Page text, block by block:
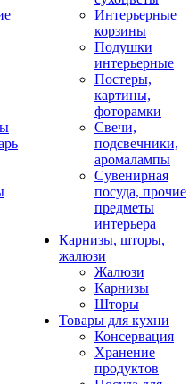
Интерьерные
корзины
Подушки
интерьерные
Постеры,
картины,
фоторамки
Свечи,
подсвечники,
аромалампы
Сувенирная
посуда, прочие
предметы
интерьера
Карнизы, шторы,
жалюзи
Жалюзи
Карнизы
Шторы
Товары для кухни
Консервация
Хранение
продуктов